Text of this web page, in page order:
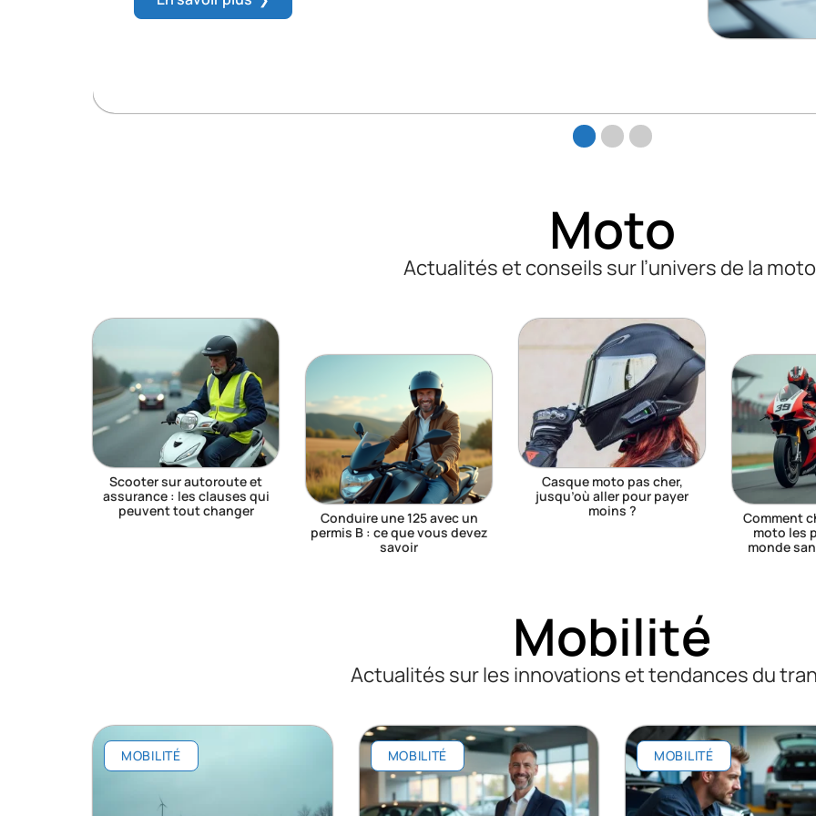
Moto
Actualités et conseils sur l’univers de la
Scooter sur autoroute et
assurance : les clauses qui
peuvent tout changer
Conduire une 125 avec un
permis B : ce que vous devez
savoir
Casque moto pas cher,
jusqu’où aller pour payer
moins ?
Comment
moto les
monde
Mobilité
Actualités sur les innovations et tendances du
MOBILITÉ MOBILITÉ MOBILITÉ